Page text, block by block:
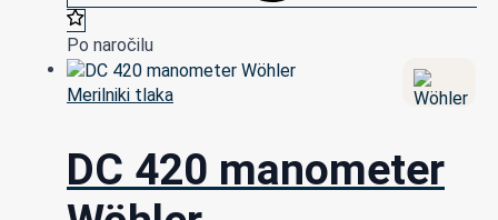
Po naročilu
Merilniki tlaka
DC 420 manometer